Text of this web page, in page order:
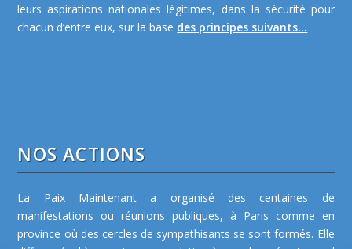
leurs aspirations nationales légitimes, dans la sécurité pour
chacun d’entre eux, sur la base des principes suivants...
NOS ACTIONS
La Paix Maintenant a organisé des centaines de
manifestations ou réunions publiques, à Paris comme en
province où des cercles de sympathisants se sont formés. Elle